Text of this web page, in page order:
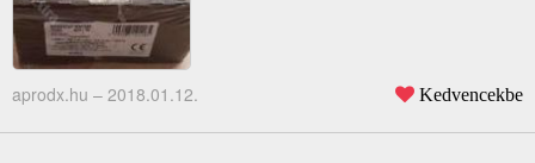
aprodx.hu – 2018.01.12. Kedvencekbe